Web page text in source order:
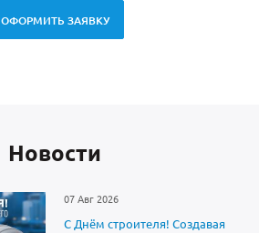
ОФОРМИТЬ ЗАЯВКУ
Новоcти
07 Авг 2026
С Днём строителя! Создавая